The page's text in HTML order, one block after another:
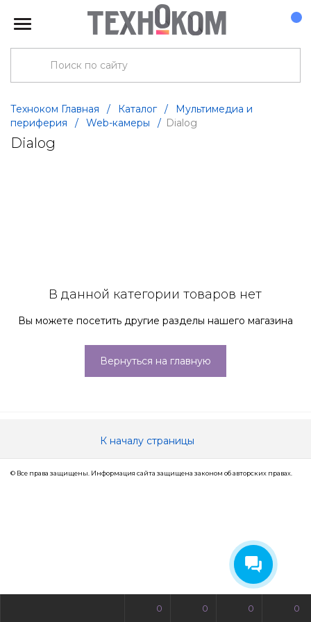
0 0 0 0
Техноком Главная / Каталог /
Мультимедиа и
периферия
/ Web-камеры / Dialog
Dialog
В данной категории товаров нет
Вы можете посетить другие разделы нашего магазина
Вернуться на главную
К началу страницы
© Все права защищены. Информация сайта защищена законом об авторских правах.